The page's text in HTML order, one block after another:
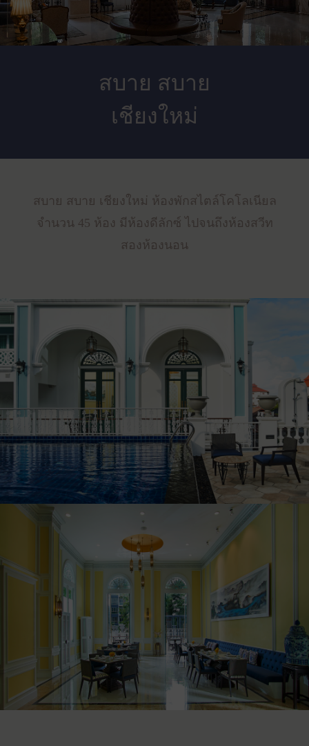
สบาย สบาย
เชียงใหม่
สบาย สบาย เชียงใหม่ ห้องพักสไตล์โคโลเนียล
จำนวน 45 ห้อง มีห้องดีลักซ์ ไปจนถึงห้องสวีท
สองห้องนอน